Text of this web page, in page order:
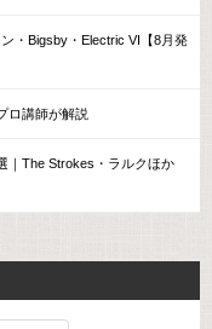
・Bigsby・Electric VI【8月発
ロ講師が解説
｜The Strokes・ラルクほか